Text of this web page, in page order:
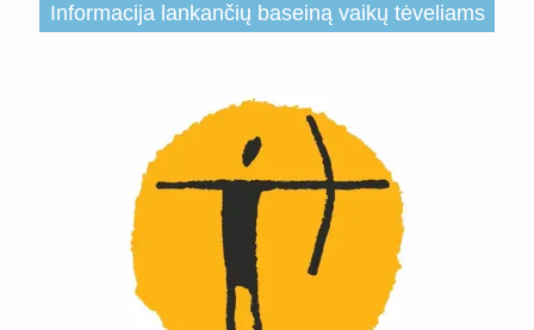
Informacija lankančių baseiną vaikų tėveliams